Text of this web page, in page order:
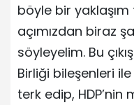
böyle bir
açımızdan biraz
söyleyelim. Bu
Birliği bileşenleri
terk edip, HDP’nin